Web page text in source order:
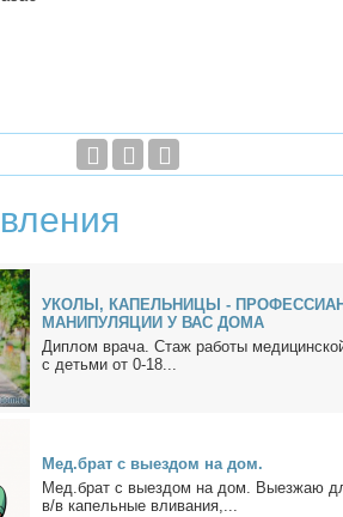
УКОЛЫ, КАПЕЛЬНИЦЫ -
МАНИПУЛЯЦИИ У ВАС ДОМА
Ди­плом вра­ча. Стаж ра­бо­ты
с детьми от 0-18...
Мед.брат с вы­ез­дом на дом.
Мед.брат с вы­ез­дом на дом. Вы­ез­жаю
в/в ка­пель­ные вли­ва­ния,...